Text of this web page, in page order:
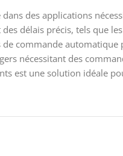
des applications
délais précis, tels que
de commande
nécessitant des
est une solution idéale